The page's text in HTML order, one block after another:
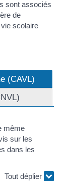
sont associés
de
scolaire
(CAVL)
même
sur les
dans les
Tout déplier